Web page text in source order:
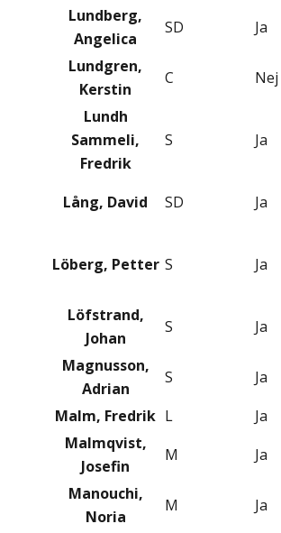
Lundberg,
Angelica
SD Ja
Lundgren,
Kerstin
C Nej
Lundh
Sammeli,
Fredrik
S Ja
Lång, David SD Ja
Löberg, Petter S Ja
Löfstrand,
Johan
S Ja
Magnusson,
Adrian
S Ja
Malm, Fredrik L Ja
Malmqvist,
Josefin
M Ja
Manouchi,
Noria
M Ja